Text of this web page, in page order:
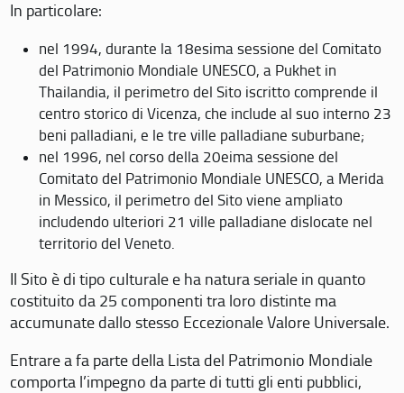
In particolare:
nel 1994, durante la 18esima sessione del Comitato
del Patrimonio Mondiale UNESCO, a Pukhet in
Thailandia, il perimetro del Sito iscritto comprende il
centro storico di Vicenza, che include al suo interno 23
beni palladiani, e le tre ville palladiane suburbane;
nel 1996, nel corso della 20eima sessione del
Comitato del Patrimonio Mondiale UNESCO, a Merida
in Messico, il perimetro del Sito viene ampliato
includendo ulteriori 21 ville palladiane dislocate nel
territorio del Veneto.
Il Sito è di tipo culturale e ha natura seriale in quanto
costituito da 25 componenti tra loro distinte ma
accumunate dallo stesso Eccezionale Valore Universale.
Entrare a fa parte della Lista del Patrimonio Mondiale
comporta l’impegno da parte di tutti gli enti pubblici,